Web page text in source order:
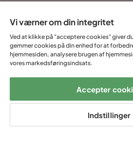
Prismatch
14 dages
fortrydelse
Vi værner om din integritet
Ved at klikke på "acceptere cookies" giver
gemmer cookies på din enhed for at
hjemmesiden, analysere brugen af
vores markedsføringsindsats.
Accepter
Indstillinger